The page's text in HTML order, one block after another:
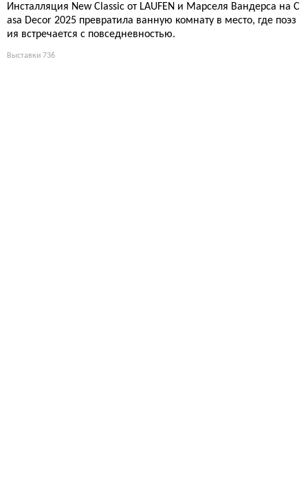
Инсталляция New Classic от LAUFEN и Марселя Вандерса на C
asa Decor 2025 превратила ванную комнату в место, где поэз
ия встречается с повседневностью.
Выставки 736